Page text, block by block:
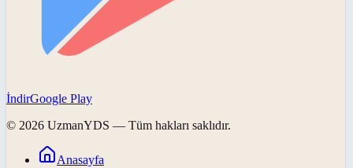
İndirGoogle Play
© 2026 UzmanYDS — Tüm hakları saklıdır.
Anasayfa